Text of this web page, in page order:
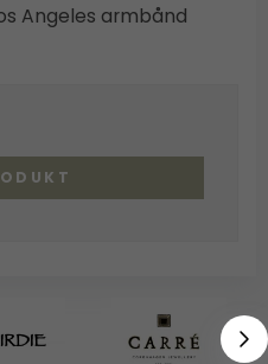
Angeles armbånd